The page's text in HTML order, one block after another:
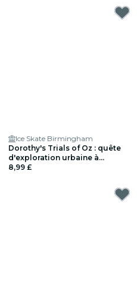
Ice Skate Birmingham
Dorothy's Trials of Oz : quête
d'exploration urbaine à
Birmingham
8,99 £